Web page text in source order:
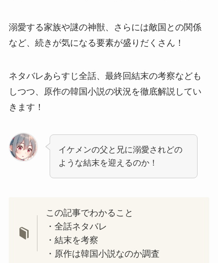
溺愛する家族や謎の神獣、さらには敵国との関係
など、続きが気になる要素が盛りだくさん！
ネタバレあらすじ全話、最終回結末の考察なども
しつつ、原作の韓国小説の状況を徹底解説してい
きます！
イケメンの父と兄に溺愛されどの
ような結末を迎えるのか！
この記事でわかること
・全話ネタバレ
・結末を考察
・原作は韓国小説なのか調査